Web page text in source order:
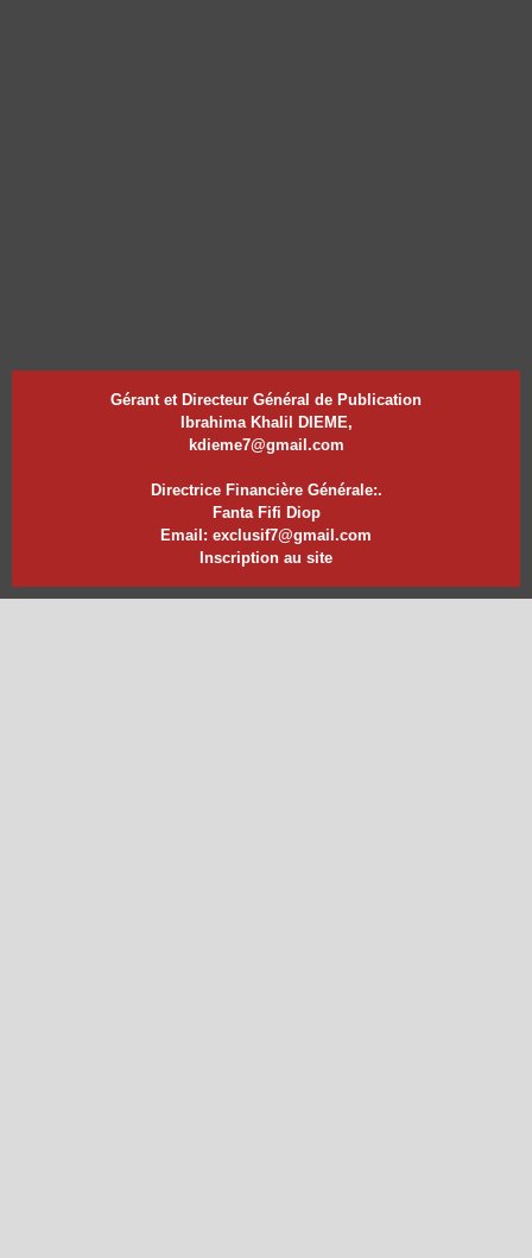
Gérant et Directeur Général de Publication
Ibrahima Khalil DIEME,
kdieme7@gmail.com
Directrice Financière Générale:.
Fanta Fifi Diop
Email: exclusif7@gmail.com
Inscription au site